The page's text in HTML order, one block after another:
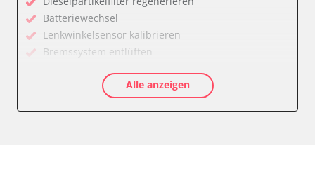
CD-Wechsler
Command
Dachbedieneinheit (DBE)
Dämpfungssystem hinten links
Dämpfungssystem hinten rechts
Dämpfungssystem vorne links
Dämpfungssystem vorne rechts
Batteriewechsel
Lenkwinkelsensor kalibrieren
Bremssystem entlüften
Elektronische Parkbremse kalibrieren
Ölservicerückstellung
Alle anzeigen